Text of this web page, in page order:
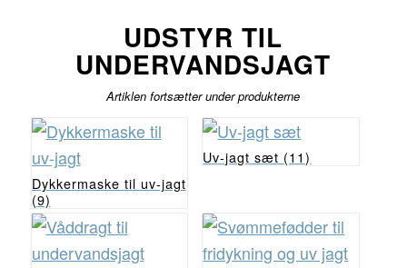
UDSTYR TIL
UNDERVANDSJAGT
Artiklen fortsætter under produkterne
Dykkermaske til uv-jagt
(9)
Uv-jagt sæt (11)